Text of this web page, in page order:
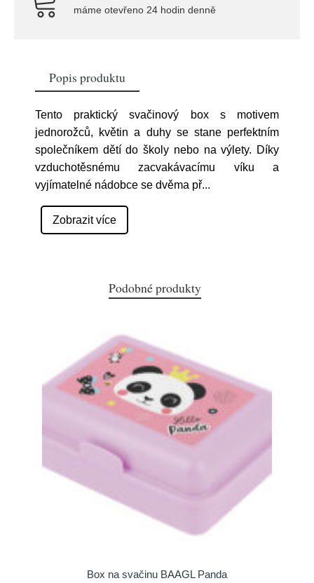
máme otevřeno 24 hodin denně
Popis produktu
Tento praktický svačinový box s motivem
jednorožců, květin a duhy se stane perfektním
společníkem dětí do školy nebo na výlety. Díky
vzduchotěsnému zacvakávacímu víku a
vyjímatelné nádobce se dvěma př...
Zobrazit více
Podobné produkty
Box na svačinu BAAGL Panda